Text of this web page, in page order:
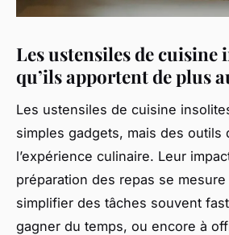
Les ustensiles de cuisine
qu’ils apportent de plus
Les ustensiles de cuisine
simples gadgets, mais des outils
l’expérience culinaire. Leur
préparation des repas se
simplifier des tâches souvent
gagner du temps, ou encore à